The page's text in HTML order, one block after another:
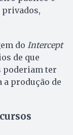
do Intercept
de que
poderiam ter
produção de